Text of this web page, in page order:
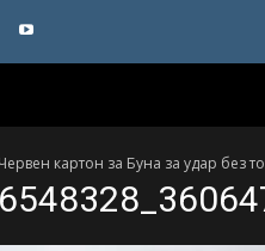
картон за Буна за удар без